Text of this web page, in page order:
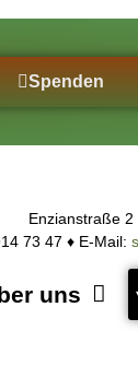
Spenden
Enzianstraße
73 47 ♦ E-Mail:
uns